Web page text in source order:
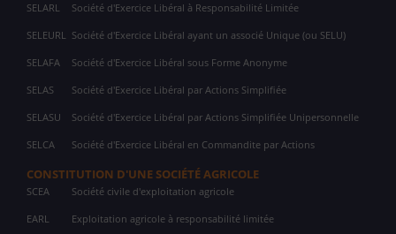
SELARL Société d'Exercice Libéral à Responsabilité Limitée
SELEURL Société d'Exercice Libéral ayant un associé Unique (ou SELU)
SELAFA Société d'Exercice Libéral sous Forme Anonyme
SELAS Société d'Exercice Libéral par Actions Simplifiée
SELASU Société d'Exercice Libéral par Actions Simplifiée Unipersonnelle
SELCA Société d'Exercice Libéral en Commandite par Actions
CONSTITUTION D'UNE SOCIÉTÉ AGRICOLE
SCEA Société civile d'exploitation agricole
EARL Exploitation agricole à responsabilité limitée